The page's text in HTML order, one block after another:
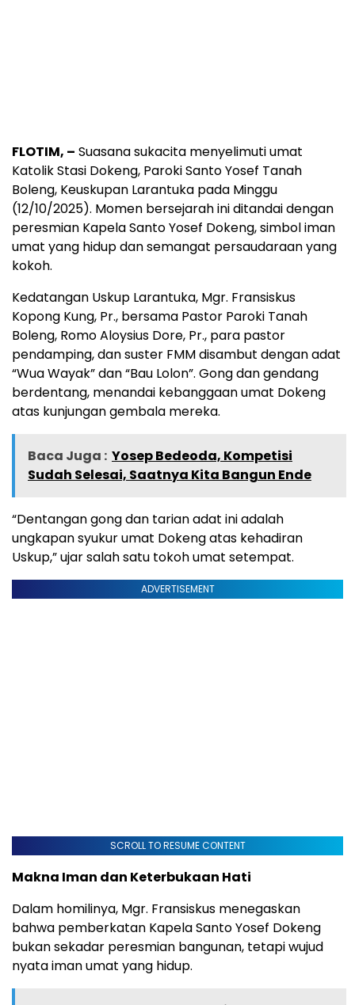
FLOTIM, – Suasana sukacita menyelimuti umat
Katolik Stasi Dokeng, Paroki Santo Yosef Tanah
Boleng, Keuskupan Larantuka pada Minggu
(12/10/2025). Momen bersejarah ini ditandai dengan
peresmian Kapela Santo Yosef Dokeng, simbol iman
umat yang hidup dan semangat persaudaraan yang
kokoh.
Kedatangan Uskup Larantuka, Mgr. Fransiskus
Kopong Kung, Pr., bersama Pastor Paroki Tanah
Boleng, Romo Aloysius Dore, Pr., para pastor
pendamping, dan suster FMM disambut dengan adat
“Wua Wayak” dan “Bau Lolon”. Gong dan gendang
berdentang, menandai kebanggaan umat Dokeng
atas kunjungan gembala mereka.
Baca Juga : Yosep Bedeoda, Kompetisi
Sudah Selesai, Saatnya Kita Bangun Ende
“Dentangan gong dan tarian adat ini adalah
ungkapan syukur umat Dokeng atas kehadiran
Uskup,” ujar salah satu tokoh umat setempat.
ADVERTISEMENT
SCROLL TO RESUME CONTENT
Makna Iman dan Keterbukaan Hati
Dalam homilinya, Mgr. Fransiskus menegaskan
bahwa pemberkatan Kapela Santo Yosef Dokeng
bukan sekadar peresmian bangunan, tetapi wujud
nyata iman umat yang hidup.